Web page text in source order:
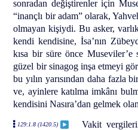
sonradan değiştirenler için
“inançlı bir adam” olarak,
olmayan kişiydi. Bu asker,
kendi kendisine, İsa’nın
kısa bir süre önce Museviler’e
güzel bir sinagog inşa etmeyi
bu yılın yarısından daha fazla
ve, ayinlere katılma imkânı
kendisini Nasıra’dan gelmek
129:1.8 (1420.5)
Vakit